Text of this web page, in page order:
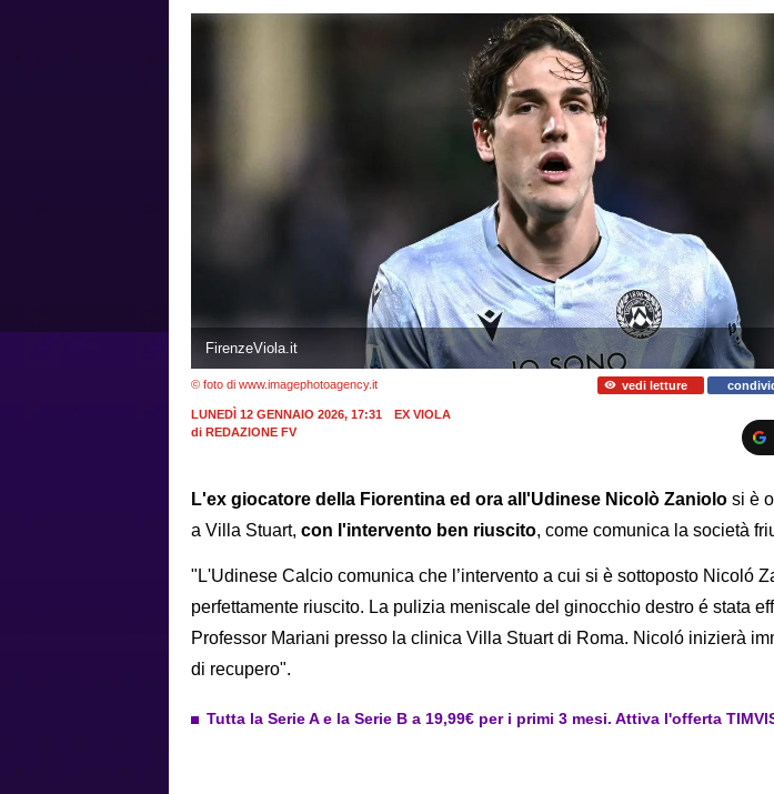
FirenzeViola.it
© foto di www.imagephotoagency.it vedi letture
LUNEDÌ 12 GENNAIO 2026, 17:31
EX VIOLA
di REDAZIONE FV
L'ex giocatore della Fiorentina ed ora all'Udinese Nicolò Zaniolo si è
a Villa Stuart, con l'intervento ben riuscito, come comunica la società
"L'Udinese Calcio comunica che l’intervento a cui si è sottoposto Nicoló
perfettamente riuscito. La pulizia meniscale del ginocchio destro é stata
Professor Mariani presso la clinica Villa Stuart di Roma. Nicoló inizierà
di recupero".
Tutta la Serie A e la Serie B a 19,99€ per i primi 3 mesi. Attiva l'offerta